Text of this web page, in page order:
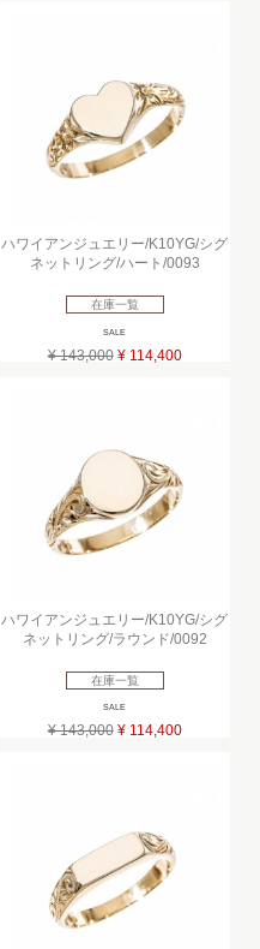
ハワイアンジュエリー/K10YG/シグ
ネットリング/ハート/0093
在庫一覧
SALE
¥ 143,000 ¥ 114,400
ハワイアンジュエリー/K10YG/シグ
ネットリング/ラウンド/0092
在庫一覧
SALE
¥ 143,000 ¥ 114,400